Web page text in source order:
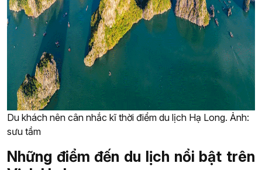
Du khách nên cân nhắc kĩ thời điểm du lịch Hạ Long. Ảnh:
sưu tầm
Những điểm đến du lịch nổi bật trên